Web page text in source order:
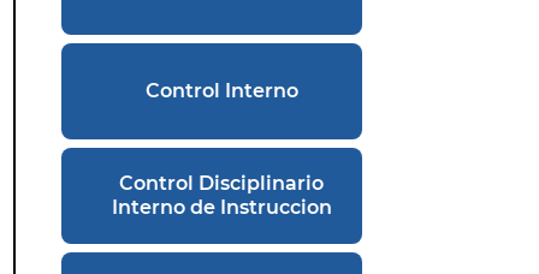
Control Interno
Control Disciplinario
Interno de Instruccion